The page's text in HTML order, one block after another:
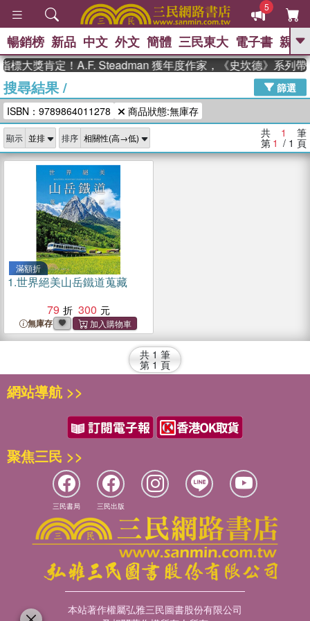
5
GO
高希均教授回憶錄
、 The Odyssey 、 父親節 、 如果歷
史是一群喵 、
獎 臺灣漫遊錄 、 方念華 、 台灣的李
登輝時代
數學女孩：黎曼猜想 、
偉大的迷走神經
暢銷榜 新品 中文 外文 簡體 三民東大 電子書 親子
標大獎肯定！A.F. Steadman 獲年度作家，《史坎德》系列帶
搜尋結果/
篩選
ISBN：9789864011278
商品狀態:無庫存
顯示 排序 共 1 筆
第 1 / 1 頁
滿額折
1.世界絕美山岳鐵道蒐藏
79
300
無庫存
共 1 筆
第 1 頁
網站導航 >>
聚焦三民 >>
三民書局 三民出版
本站著作權屬弘雅三民圖書股份有限公司